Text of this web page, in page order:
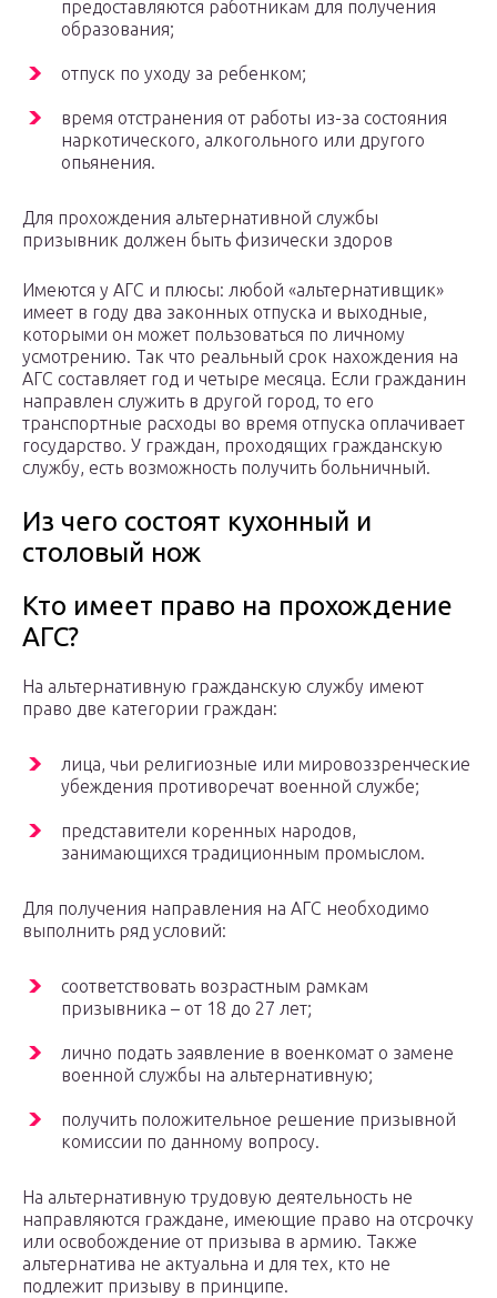
предоставляются работникам для получения
образования;
отпуск по уходу за ребенком;
время отстранения от работы из-за состояния
наркотического, алкогольного или другого
опьянения.
Для прохождения альтернативной службы
призывник должен быть физически здоров
Имеются у АГС и плюсы: любой «альтернативщик»
имеет в году два законных отпуска и выходные,
которыми он может пользоваться по личному
усмотрению. Так что реальный срок нахождения на
АГС составляет год и четыре месяца. Если гражданин
направлен служить в другой город, то его
транспортные расходы во время отпуска оплачивает
государство. У граждан, проходящих гражданскую
службу, есть возможность получить больничный.
Из чего состоят кухонный и
столовый нож
Кто имеет право на прохождение
АГС?
На альтернативную гражданскую службу имеют
право две категории граждан:
лица, чьи религиозные или мировоззренческие
убеждения противоречат военной службе;
представители коренных народов,
занимающихся традиционным промыслом.
Для получения направления на АГС необходимо
выполнить ряд условий:
соответствовать возрастным рамкам
призывника – от 18 до 27 лет;
лично подать заявление в военкомат о замене
военной службы на альтернативную;
получить положительное решение призывной
комиссии по данному вопросу.
На альтернативную трудовую деятельность не
направляются граждане, имеющие право на отсрочку
или освобождение от призыва в армию. Также
альтернатива не актуальна и для тех, кто не
подлежит призыву в принципе.